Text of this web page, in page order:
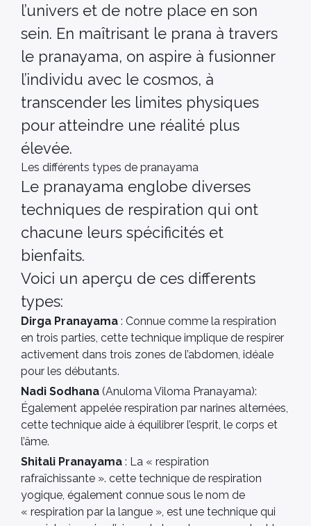
l’univers et de notre place en son
sein. En maîtrisant le prana à travers
le pranayama, on aspire à fusionner
l’individu avec le cosmos, à
transcender les limites physiques
pour atteindre une réalité plus
élevée.
Les différents types de pranayama
Le pranayama englobe diverses
techniques de respiration qui ont
chacune leurs spécificités et
bienfaits.
Voici un aperçu de ces differents
types:
Dirga Pranayama : Connue comme la respiration
en trois parties, cette technique implique de respirer
activement dans trois zones de l’abdomen, idéale
pour les débutants.
Nadi Sodhana (Anuloma Viloma Pranayama):
Également appelée respiration par narines alternées,
cette technique aide à équilibrer l’esprit, le corps et
l’âme.
Shitali Pranayama : La « respiration
rafraîchissante ». cette technique de respiration
yogique, également connue sous le nom de
« respiration par la langue », est une technique qui